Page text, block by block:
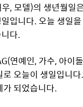
, 모델)의 생년월일
입니다. 오늘 생일
다.
연예인, 가수, 아이
오늘이 생일입니다
되었습니다.